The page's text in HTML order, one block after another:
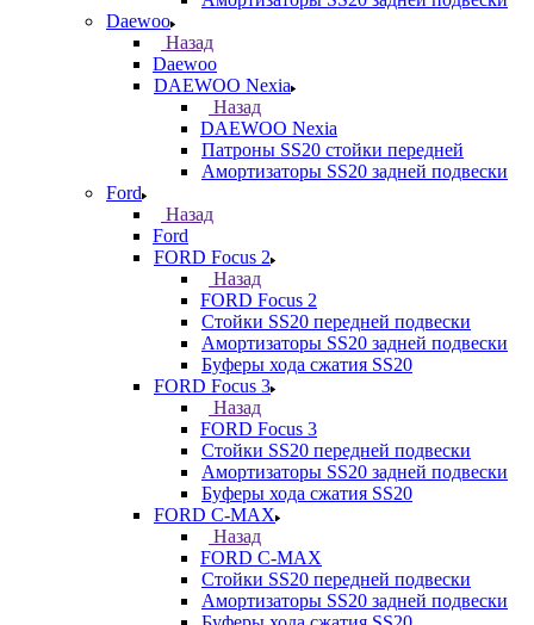
Daewoo
Назад
Daewoo
DAEWOO Nexia
Назад
DAEWOO Nexia
Патроны SS20 стойки передней
Амортизаторы SS20 задней подвески
Ford
Назад
Ford
FORD Focus 2
Назад
FORD Focus 2
Стойки SS20 передней подвески
Амортизаторы SS20 задней подвески
Буферы хода сжатия SS20
FORD Focus 3
Назад
FORD Focus 3
Стойки SS20 передней подвески
Амортизаторы SS20 задней подвески
Буферы хода сжатия SS20
FORD С-MAX
Назад
FORD С-MAX
Стойки SS20 передней подвески
Амортизаторы SS20 задней подвески